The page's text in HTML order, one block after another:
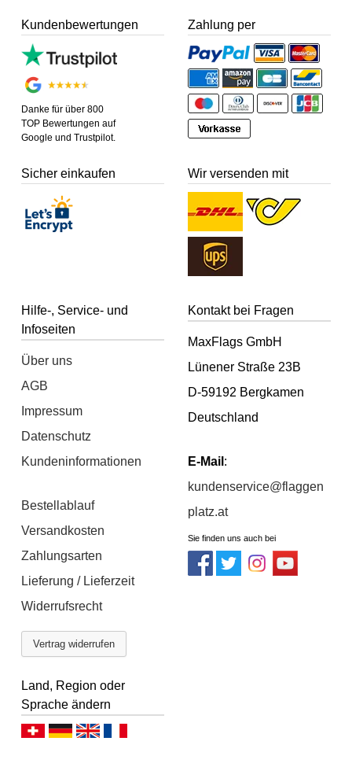
Kundenbewertungen
Danke für über 800
TOP Bewertungen auf
Google und Trustpilot.
Zahlung per
Sicher einkaufen Wir versenden mit
Hilfe-, Service- und
Infoseiten
Über uns
AGB
Impressum
Datenschutz
Kundeninformationen
Bestellablauf
Versandkosten
Zahlungsarten
Lieferung / Lieferzeit
Widerrufsrecht
Vertrag widerrufen
Kontakt bei Fragen
MaxFlags GmbH
Lünener Straße 23B
D-59192 Bergkamen
Deutschland
E-Mail :
kundenservice@flaggen
platz.at
Sie finden uns auch bei
Land, Region oder
Sprache ändern
Deutsch (CH)Deutsch (DE)